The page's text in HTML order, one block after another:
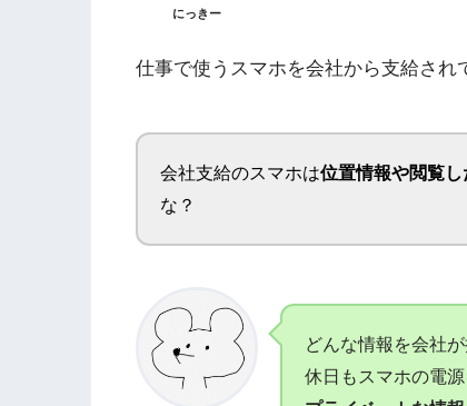
にっきー
仕事で使うスマホを会社から支給され
会社支給のスマホは位置情報や閲覧
な？
どんな情報を会社
休日もスマホの電